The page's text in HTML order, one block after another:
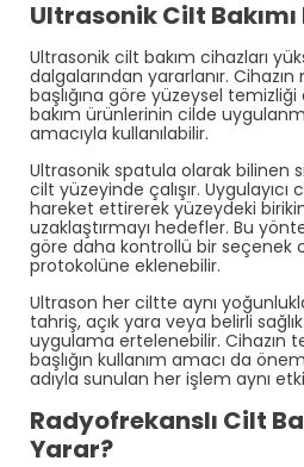
Ultrasonik Cilt Bakımı
Ultrasonik cilt bakım cihazları
dalgalarından yararlanır.
başlığına göre yüzeysel
bakım ürünlerinin cilde
amacıyla kullanılabilir.
Ultrasonik spatula olarak bilinen
cilt yüzeyinde çalışır. Uygulayıcı
hareket ettirerek yüzeydeki
uzaklaştırmayı hedefler. Bu
göre daha kontrollü bir seçenek
protokolüne eklenebilir.
Ultrason her ciltte aynı
tahriş, açık yara veya belirli
uygulama ertelenebilir. Cihazın
başlığın kullanım amacı da
adıyla sunulan her işlem aynı
Radyofrekanslı Cilt
Yarar?